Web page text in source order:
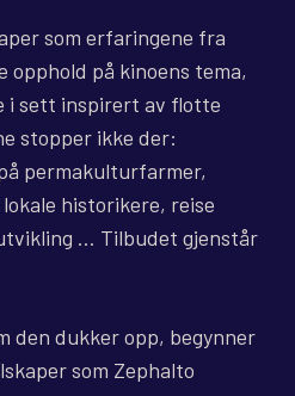
som erfaringene fra
opphold på kinoens tema,
i sett inspirert av flotte
stopper ikke der:
permakulturfarmer,
historikere, reise
… Tilbudet gjenstår
den dukker opp, begynner
som Zephalto